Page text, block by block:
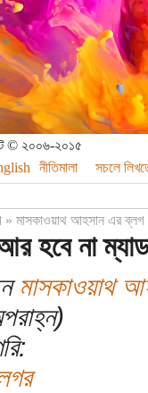
© ২০০৬-২০১৫
নীতিমালা সচলে
» মাসকাওয়াথ আহসান এর ব্লগ
হবে না
মাসকাওয়াথ